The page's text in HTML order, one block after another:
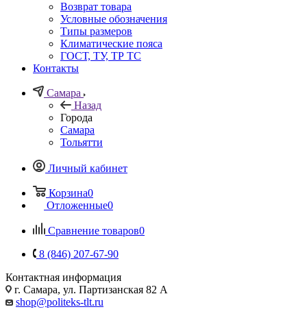
Возврат товара
Условные обозначения
Типы размеров
Климатические пояса
ГОСТ, ТУ, ТР ТС
Контакты
Самара
Назад
Города
Самара
Тольятти
Личный кабинет
Корзина0
Отложенные0
Сравнение товаров0
8 (846) 207-67-90
Контактная информация
г. Самара, ул. Партизанская 82 А
shop@politeks-tlt.ru